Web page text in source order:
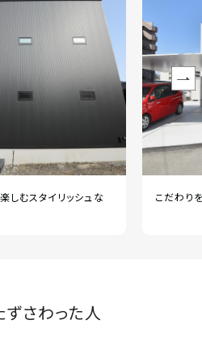
しむスタイリッシュな
こだわり
さわった人